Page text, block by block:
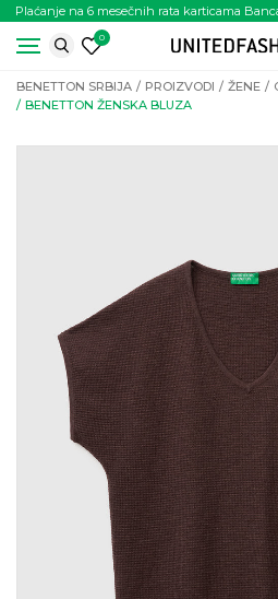
Plaćanje na 6 mesečnih rata karticama
0
BENETTON SRBIJA PROIZVODI ŽENE
BENETTON ŽENSKA BLUZA